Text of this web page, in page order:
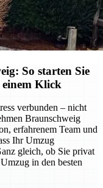
So starten Sie
Klick
verbunden – nicht
Braunschweig
erfahrenem Team und
Ihr Umzug
gleich, ob Sie privat
in den besten